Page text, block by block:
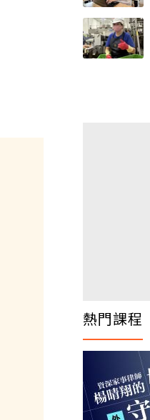
熱門課程